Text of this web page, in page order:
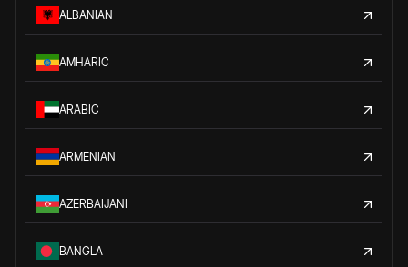
ALBANIAN
AMHARIC
ARABIC
ARMENIAN
AZERBAIJANI
BANGLA